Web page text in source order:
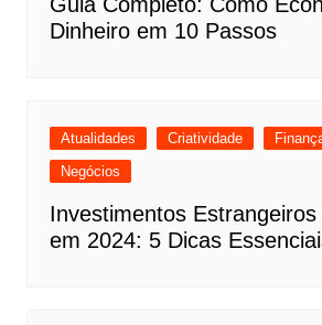
Dinheiro em 10 Passos
Atualidades Criatividade
Negócios
Investimentos
em 2024: 5 Dicas